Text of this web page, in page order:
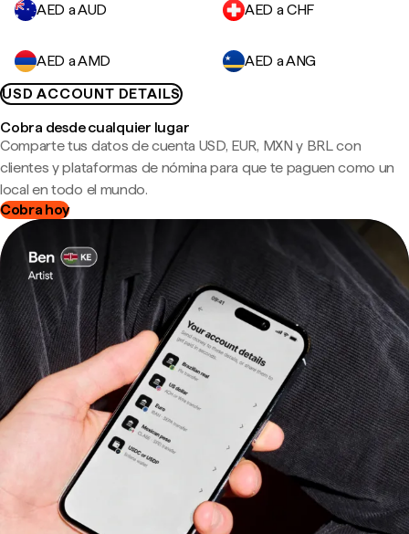
AED a AUD AED a CHF
AED a AMD
AED a ANG
USD ACCOUNT DETAILS
Cobra desde cualquier lugar
Comparte tus datos de cuenta USD, EUR, MXN y BRL con
clientes y plataformas de nómina para que te paguen como un
local en todo el mundo.
Cobra hoy